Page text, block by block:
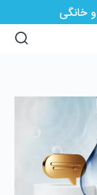
خانگی